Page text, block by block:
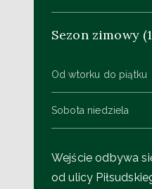
Sezon zimowy
Od wtorku do piątku
Sobota niedziela
Wejście odbywa
od ulicy